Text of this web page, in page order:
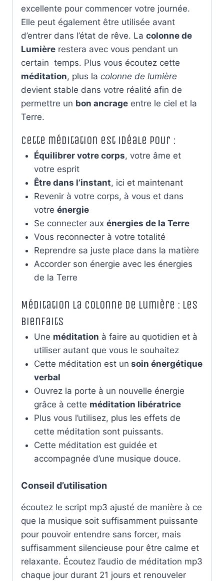
excellente pour commencer votre journée.
Elle peut également être utilisée avant
d’entrer dans l’état de rêve. La colonne de
Lumière restera avec vous pendant un
certain temps. Plus vous écoutez cette
méditation, plus la colonne de lumière
devient stable dans votre réalité afin de
permettre un bon ancrage entre le ciel et la
Terre.
Cette méditation est idéale pour :
Équilibrer votre corps, votre âme et
votre esprit
Être dans l’instant, ici et maintenant
Revenir à votre corps, à vous et dans
votre énergie
Se connecter aux énergies de la Terre
Vous reconnecter à votre totalité
Reprendre sa juste place dans la matière
Accorder son énergie avec les énergies
de la Terre
Méditation La colonne de lumière : les
bienfaits
Une méditation à faire au quotidien et à
utiliser autant que vous le souhaitez
Cette méditation est un soin énergétique
verbal
Ouvrez la porte à un nouvelle énergie
grâce à cette méditation libératrice
Plus vous l’utilisez, plus les effets de
cette méditation sont puissants.
Cette méditation est guidée et
accompagnée d’une musique douce.
Conseil d’utilisation
écoutez le script mp3 ajusté de manière à ce
que la musique soit suffisamment puissante
pour pouvoir entendre sans forcer, mais
suffisamment silencieuse pour être calme et
relaxante. Écoutez l’audio de méditation mp3
chaque jour durant 21 jours et renouveler